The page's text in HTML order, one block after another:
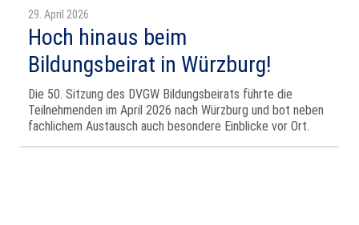
29. April 2026
Hoch hinaus beim
Bildungsbeirat in Würzburg!
Die 50. Sitzung des DVGW Bildungsbeirats führte die
Teilnehmenden im April 2026 nach Würzburg und bot neben
fachlichem Austausch auch besondere Einblicke vor Ort.